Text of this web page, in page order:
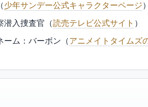
少年サンデー公式キャラクターページ
潜入捜査官（読売テレビ公式サイト ）
ーム：バーボン（アニメイトタイムズ